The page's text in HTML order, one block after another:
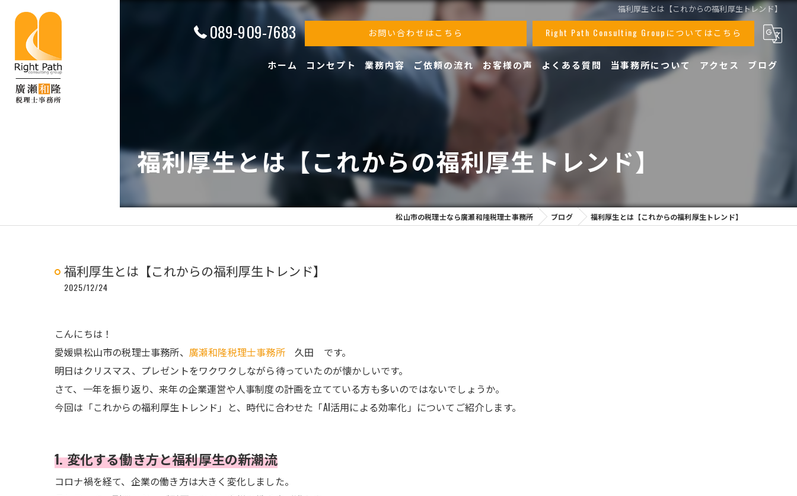
福利厚生とは【これからの福利厚生トレンド】
089-909-7683 お問い合わせはこちら Right Path Consulting Groupについてはこちら
ホーム コンセプト 業務内容 ご依頼の流れ お客様の声 よくある質問 当事務所について
相続
創業支援
アクセス ブログ
福利厚生とは【これからの福利厚生トレンド】
松山市の税理士なら廣瀬和隆税理士事務所 ブログ 福利厚生とは【これからの福利厚生トレンド】
福利厚生とは【これからの福利厚生トレンド】
2025/12/24
こんにちは！
愛媛県松山市の税理士事務所、 廣瀬和隆税理士事務所久田
です。
明日はクリスマス、プレゼントをワクワクしながら待っていたのが懐かしいです。
さて、一年を振り返り、来年の企業運営や人事制度の計画を立てている方も多いのではないでしょうか。
今回は「これからの福利厚生トレンド」と、時代に合わせた「AI活用による効率化」についてご紹介します。
1. 変化する働き方と福利厚生の新潮流
コロナ禍を経て、企業の働き方は大きく変化しました。